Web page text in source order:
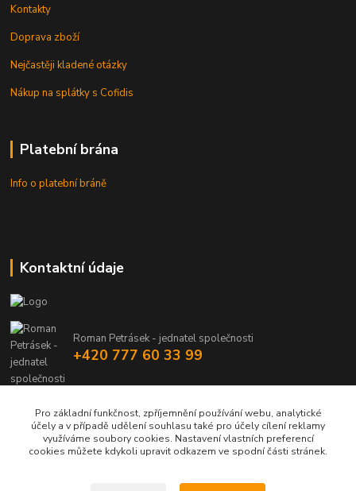
Kontakty
Doprava zboží
Nejčastěji kladené otázky
Nákup na splátky s Cofidis
Platební brána
Info o platební bráně
Kontaktní údaje
Roman Petrásek - jednatel společnosti
+420 777 60 33 99
Pro základní funkčnost, zpříjemnění používání webu, analytické
účely a v případě udělení souhlasu také pro účely cílení reklamy
využíváme soubory cookies. Nastavení vlastních preferencí
cookies můžete kdykoli upravit odkazem ve spodní části stránek.